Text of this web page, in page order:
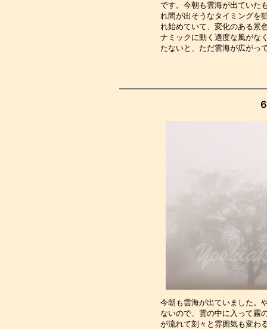
です。今朝も雲海が出ていた
れ間が出そうなタイミングを
れ始めていて、変化のある景
ナミックに動く適度な風がな
たないと、ただ雲海が広
今朝も雲海が出ていました。
ないので、雲の中に入って霧
が流れて刻々と雰囲気も変わ